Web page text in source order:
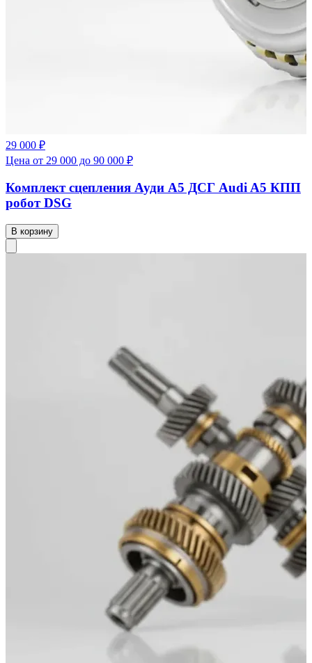
29 000 ₽
Цена от 29 000 до 90 000 ₽
Комплект сцепления Ауди А5 ДСГ Audi A5 КПП
робот DSG
В корзину